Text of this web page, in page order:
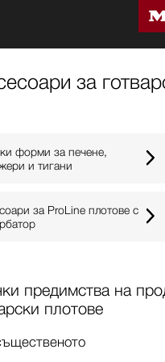
за
форми за печене,
и тигани
за ProLine плотове с
предимства на
плотове